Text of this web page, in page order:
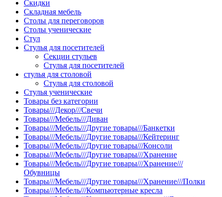
Скидки
Складная мебель
Столы для переговоров
Столы ученические
Стул
Стулья для посетителей
Секции стульев
Стулья для посетителей
стулья для столовой
Стулья для столовой
Стулья ученические
Товары без категории
Товары///Декор///Свечи
Товары///Мебель///Диван
Товары///Мебель///Другие товары///Банкетки
Товары///Мебель///Другие товары///Кейтеринг
Товары///Мебель///Другие товары///Консоли
Товары///Мебель///Другие товары///Хранение
Товары///Мебель///Другие товары///Хранение///
Обувницы
Товары///Мебель///Другие товары///Хранение///Полки
Товары///Мебель///Компьютерные кресла